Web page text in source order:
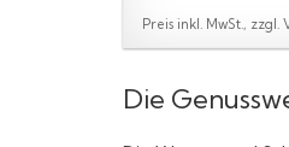
Preis inkl. MwSt., zzgl.
Die